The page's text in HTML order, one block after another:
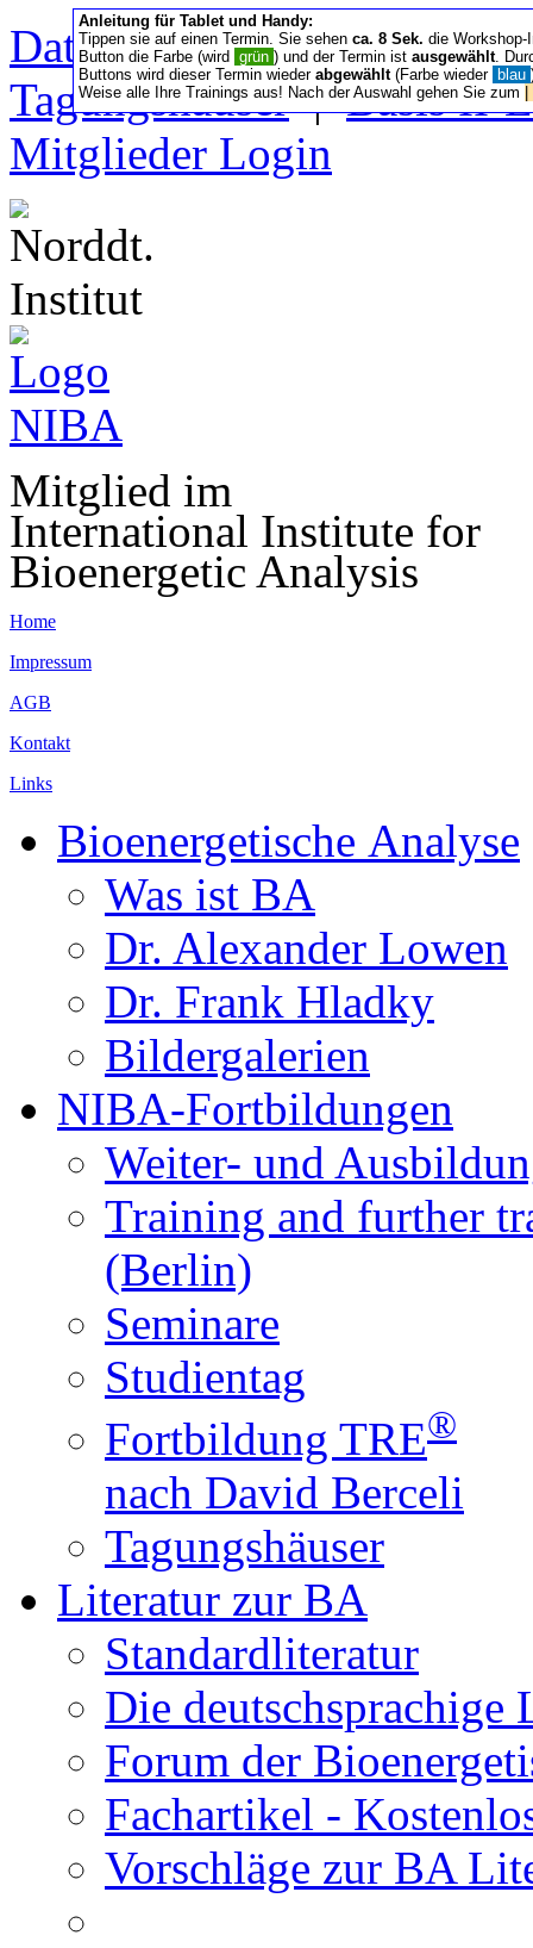
Datenschutz/Nutzung|
Tagungshäuser|Basis
Mitglieder Login
Mitglied im
International Institute for
Bioenergetic Analysis
Home
Impressum
AGB
Kontakt
Links
Bioenergetische Analyse
Was ist BA
Dr. Alexander Lowen
Dr. Frank Hladky
Bildergalerien
NIBA-Fortbildungen
Weiter- und
Training and further
(Berlin)
Seminare
Studientag
Fortbildung TRE®
nach David Berceli
Tagungshäuser
Literatur zur BA
Standardliteratur
Die
Forum der
Fachartikel -
Vorschläge zur BA
Anleitung für Tablet und Handy:
Tippen sie auf einen Termin. Sie sehen ca. 8 Sek. die Workshop-
Button die Farbe (wird grün ) und der Termin ist ausgewählt.
Buttons wird dieser Termin wieder abgewählt(Farbe wieder blau
Weise alle Ihre Trainings aus! Nach der Auswahl gehen Sie zum